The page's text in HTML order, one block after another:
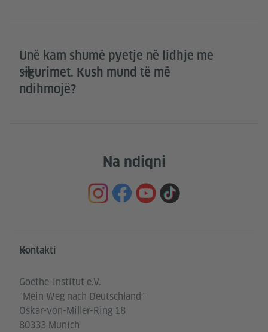
Unë kam shumë pyetje në lidhje me
sigurimet. Kush mund të më
ndihmojë?
Na ndiqni
Service- und Informationsbereich
Kontakti
Goethe-Institut e.V.
"Mein Weg nach Deutschland"
Oskar-von-Miller-Ring 18
80333 Munich